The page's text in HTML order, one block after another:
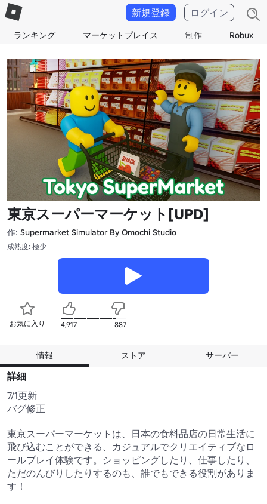
ランキング マーケットプレイス 制作 Robux
新規登録 ログイン
東京スーパーマーケット[UPD]
作: Supermarket Simulator By Omochi Studio
成熟度: 極少
お気に入り 4,917 887
情報 ストア サーバー
詳細
7/1更新
バグ修正
東京スーパーマーケットは、日本の食料品店の日常生活に
飛び込むことができる、カジュアルでクリエイティブなロ
ールプレイ体験です。ショッピングしたり、仕事したり、
ただのんびりしたりするのも、誰でもできる役割がありま
す！